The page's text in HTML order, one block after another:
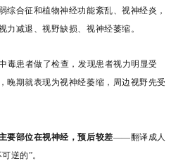
综合征和植物神经功能紊乱、视神经炎，
力减退、视野缺损、视神经萎缩。
毒患者做了检查，发现患者视力明显受
晚期就表现为视神经萎缩，周边视野先受
要部位在视神经，预后较差——翻译成人
逆的”。